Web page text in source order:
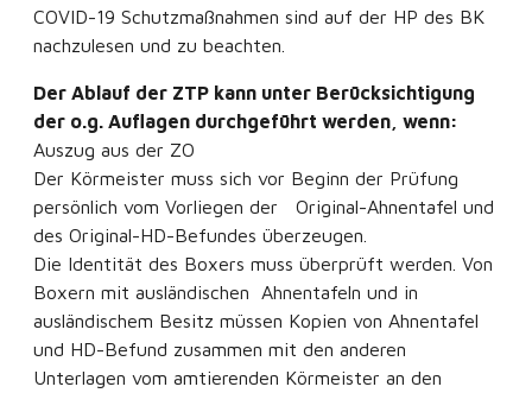
COVID-19 Schutzmaßnahmen sind auf der HP des BK
nachzulesen und zu beachten.
Der Ablauf der ZTP kann unter Berücksichtigung
der o.g. Auflagen durchgeführt werden, wenn:
Auszug aus der ZO
Der Körmeister muss sich vor Beginn der Prüfung
persönlich vom Vorliegen der Original-Ahnentafel und
des Original-HD-Befundes überzeugen.
Die Identität des Boxers muss überprüft werden. Von
Boxern mit ausländischen Ahnentafeln und in
ausländischem Besitz müssen Kopien von Ahnentafel
und HD-Befund zusammen mit den anderen
Unterlagen vom amtierenden Körmeister an den